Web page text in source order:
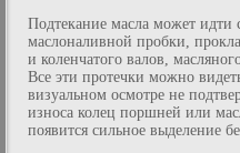
Подтекание масла может
маслоналивной пробки,
и коленчатого валов,
Все эти протечки можно
визуальном осмотре не
износа колец поршней или
появится сильное выделение